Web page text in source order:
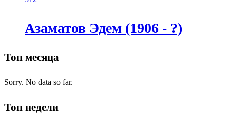
Азаматов Эдем (1906 - ?)
Топ месяца
Sorry. No data so far.
Топ недели